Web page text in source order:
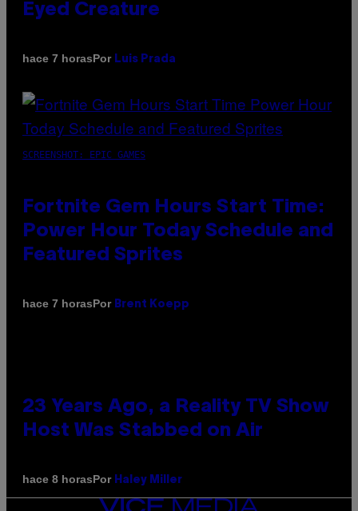
Eyed Creature
hace 7 horasPor Luis Prada
SCREENSHOT: EPIC GAMES
Fortnite Gem Hours Start Time:
Power Hour Today Schedule and
Featured Sprites
hace 7 horasPor Brent Koepp
23 Years Ago, a Reality TV Show
Host Was Stabbed on Air
hace 8 horasPor Haley Miller
VICE